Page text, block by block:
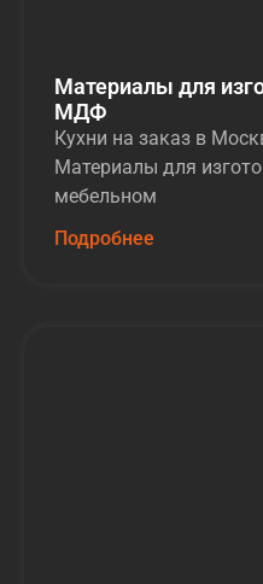
Материалы для
МДФ
Кухни на заказ в
Материалы для
мебельном
Подробнее